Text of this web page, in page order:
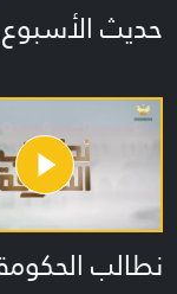
حديث الأسبوع
نطالب